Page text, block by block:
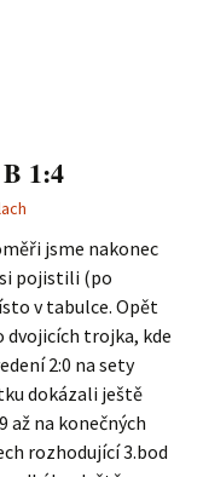
1:4
jsme nakonec
si pojistili (po
v tabulce. Opět
dvojicích trojka, kde
2:0 na sety
dokázali ještě
až na konečných
rozhodující 3.bod